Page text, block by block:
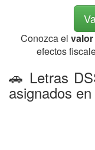
Conozca el
efectos
🚗 Letras
asignados